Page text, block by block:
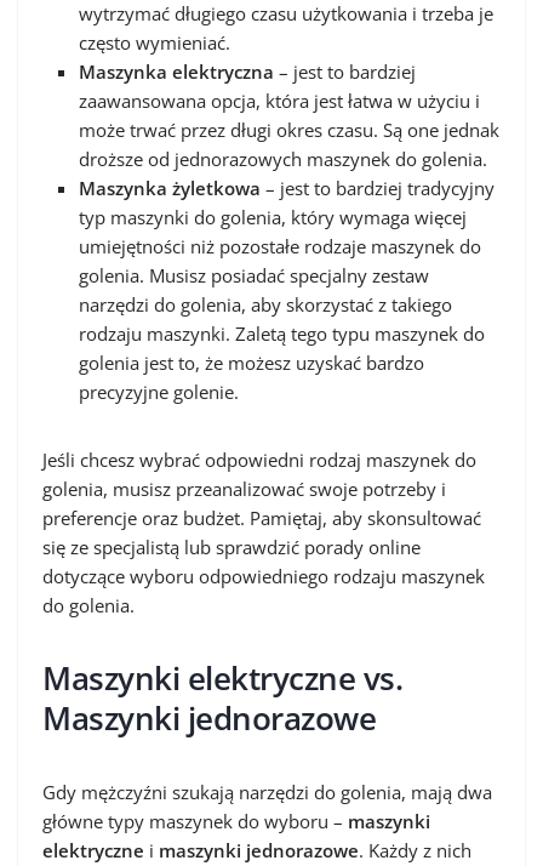
wytrzymać długiego czasu użytkowania i trzeba je
często wymieniać.
Maszynka elektryczna – jest to bardziej
zaawansowana opcja, która jest łatwa w użyciu i
może trwać przez długi okres czasu. Są one jednak
droższe od jednorazowych maszynek do golenia.
Maszynka żyletkowa – jest to bardziej tradycyjny
typ maszynki do golenia, który wymaga więcej
umiejętności niż pozostałe rodzaje maszynek do
golenia. Musisz posiadać specjalny zestaw
narzędzi do golenia, aby skorzystać z takiego
rodzaju maszynki. Zaletą tego typu maszynek do
golenia jest to, że możesz uzyskać bardzo
precyzyjne golenie.
Jeśli chcesz wybrać odpowiedni rodzaj maszynek do
golenia, musisz przeanalizować swoje potrzeby i
preferencje oraz budżet. Pamiętaj, aby skonsultować
się ze specjalistą lub sprawdzić porady online
dotyczące wyboru odpowiedniego rodzaju maszynek
do golenia.
Maszynki elektryczne vs.
Maszynki jednorazowe
Gdy mężczyźni szukają narzędzi do golenia, mają dwa
główne typy maszynek do wyboru – maszynki
elektryczne i maszynki jednorazowe. Każdy z nich